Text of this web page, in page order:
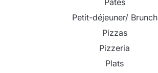
Pâtes
Petit-déjeuner/ Brunch
Pizzas
Pizzeria
Plats